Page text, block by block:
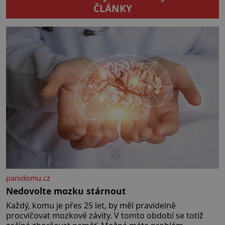
obřím modelem Vernovy ponorky
„pravých“ živoucích trpaslíků
konče. Dokonce jsou tu i první
narozenými dětmi! Novorozenci,
umístění ve zdejším zařízení, jsou
[…]
ČLÁNKY
panidomu.cz
Nedovolte mozku stárnout
Každý, komu je přes 25 let, by měl pravidelně
procvičovat mozkové závity. V tomto období se totiž